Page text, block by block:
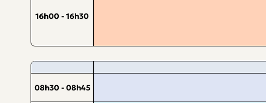
16h00 - 16h30
08h30 - 08h45